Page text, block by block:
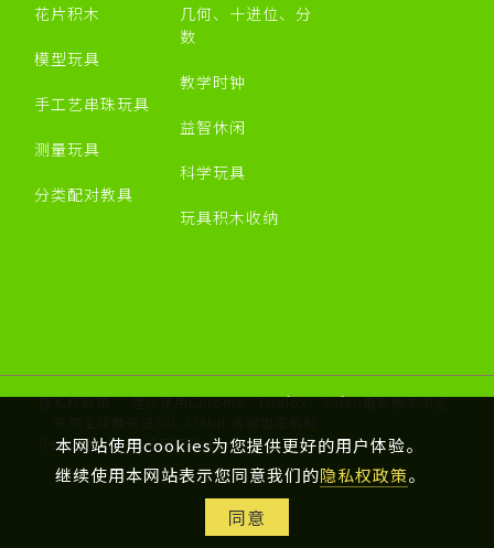
本网站使用cookies为您提供更好的用户体验。
继续使用本网站表示您同意我们的隐私权政策。
同意
花片积木
模型玩具
手工艺串珠玩具
测量玩具
分类配对教具
几何、十进位、分
数
教学时钟
益智休闲
科学玩具
玩具积木收纳
隐私权政策
建议使用Chrome、Firefox、Safari最新版本浏览
采用全球最先进SSL 256bit 传输加密机制
Designed by 米洛网页设计